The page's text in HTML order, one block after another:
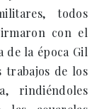
todos
con el
de la época Gil
trabajos de los
rindiéndoles